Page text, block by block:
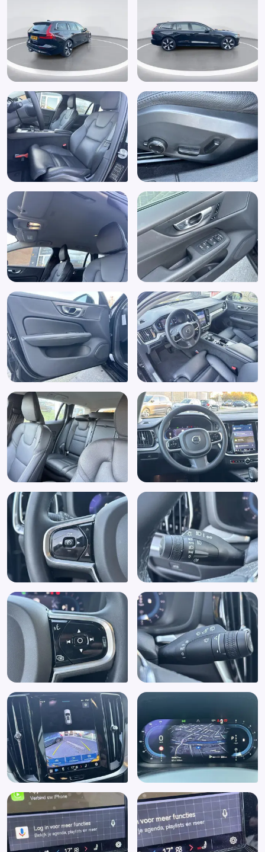
Elektronisch Stabiliteits Programma
Grootlichtassistent
Hill hold functie
Hoofdsteunen anti-whiplash
Keyless entry
Keyless start
LED achterlichten
LED dagrijverlichting
Multimedia-voorbereiding
Multimedia scherm standaard
Parkeersensor achter
Parkeersensor voor
Parkeerverwarming met timer (273)
Regensensor
Sfeerverlichting
Spraakbediening
Standkachel
Start/stop systeem
Stuur kunstleder
Stuur multifunctioneel
Stuur verwarmd
Trekhaak elektrisch uitklapbaar
Trekhaak met semi elektrisch inklapbare kogel, 13-polig
(1028)
Uitparkeer waarschuwing
Verkeersbord detectie
Vermoeidheids herkenning
Volledig digitaal instrumentenpaneel
Voorstoelen in hoogte verstelbaar
WiFi
Zwarte (glans) exterieur delen
Elektrisch zwenkbare trekhaak (13-polig)